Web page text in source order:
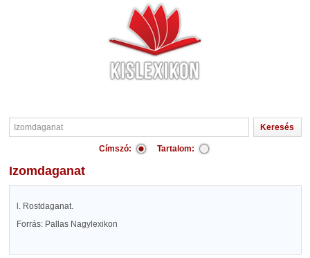
Címszó: Tartalom:
Izomdaganat
l. Rostdaganat.
Forrás: Pallas Nagylexikon